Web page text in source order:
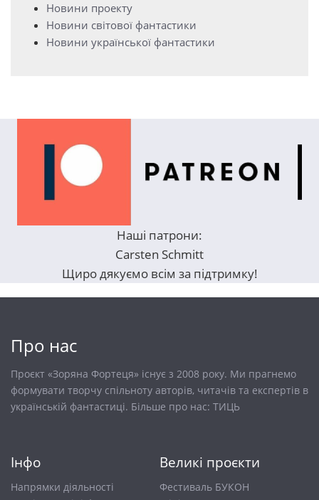
Новини проекту
Новини світової фантастики
Новини української фантастики
Наші патрони:
Carsten Schmitt
Щиро дякуємо всім за підтримку!
Про нас
Проєкт «Зоряна Фортеця» існує з 2008 року. Ми прагнемо
формувати творчу спільноту авторів, читачів та експертів в
українській фантастиці. Більше про нас: ТИЦЬ
Інфо
Напрямки діяльності
Великі проєкти
Фестиваль БУКОН